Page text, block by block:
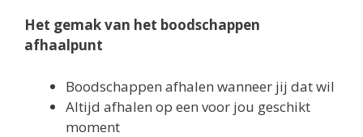
Het gemak van het boodschappen
afhaalpunt
Boodschappen afhalen wanneer jij dat wil
Altijd afhalen op een voor jou geschikt
moment